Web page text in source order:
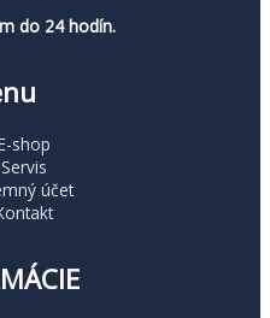
do 24 hodín.
shop
Servis
účet